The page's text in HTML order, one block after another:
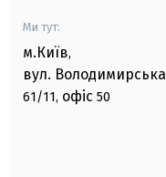
Ми тут:
м.Київ,
вул. Володимирська
61/11, офіс 50